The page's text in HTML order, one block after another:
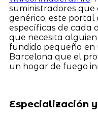
suministradores
genérico, este portal
específicas de cada
que necesita
fundido pequeña en
Barcelona que el
un hogar de fuego
Especialización